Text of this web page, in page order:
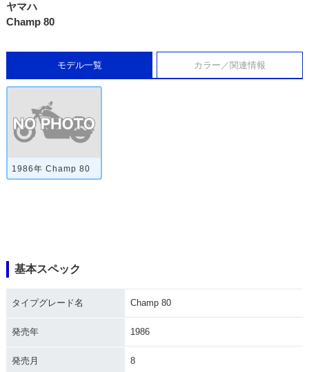
ヤマハ
Champ 80
モデル一覧 カラー／関連情報
1986年 Champ 80
基本スペック
タイプグレード名 Champ 80
発売年 1986
発売月 8